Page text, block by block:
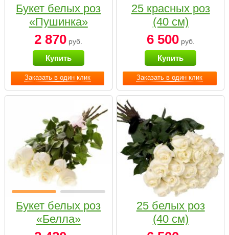
Заказать в один клик
Букет белых роз
«Пушинка»
2 870 руб.
Купить
Заказать в один клик
25 красных роз
(40 см)
6 500руб.
Купить
Букет белых роз
«Белла»
25 белых роз
(40 см)